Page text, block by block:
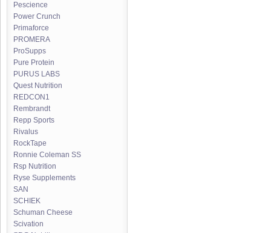
Pescience
Power Crunch
Primaforce
PROMERA
ProSupps
Pure Protein
PURUS LABS
Quest Nutrition
REDCON1
Rembrandt
Repp Sports
Rivalus
RockTape
Ronnie Coleman SS
Rsp Nutrition
Ryse Supplements
SAN
SCHIEK
Schuman Cheese
Scivation